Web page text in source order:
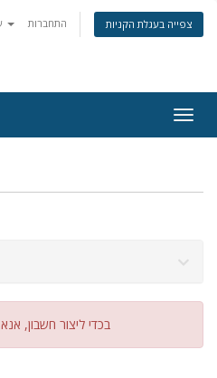
התחברות צפייה בעגלת הקניות
בכדי ליצור חשבון, אנא